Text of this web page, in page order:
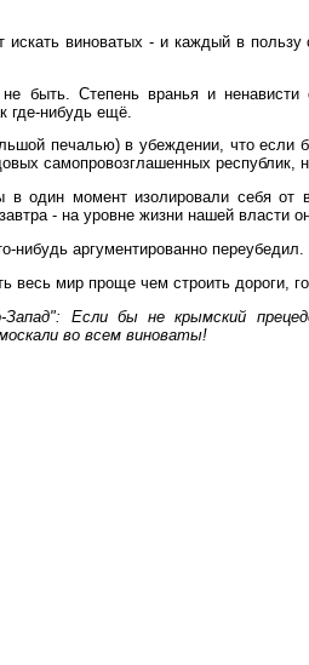
виноватых - и каждый в
быть. Степень вранья и
где-нибудь ещё.
печалью) в убеждении, что
самопровозглашенных
один момент изолировали себя от
- на уровне жизни нашей власти
нибудь аргументированно
весь мир проще чем строить дороги,
Запад": Если бы не крымский
во всем виноваты!